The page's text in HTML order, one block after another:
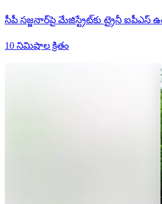
సీపీ సజ్జనార్‌పై మేజిస్ట్రేట్‌కు ట్రైనీ ఐపీఎస్
10 నిమిషాల క్రితం